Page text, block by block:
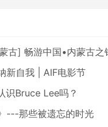
古] 畅游中国•内蒙古之钢铁
新自我 | AIF电影节
识Bruce Lee吗？
---那些被遗忘的时光